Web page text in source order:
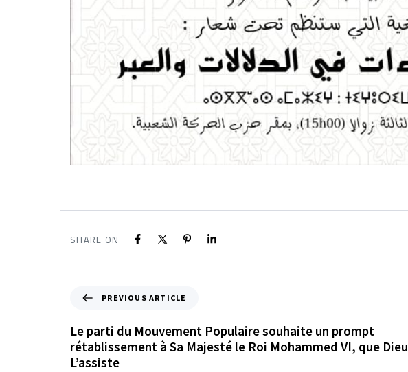
SHARE ON
PREVIOUS ARTICLE
Le parti du Mouvement Populaire souhaite un prompt
rétablissement à Sa Majesté le Roi Mohammed VI, que Dieu
L’assiste